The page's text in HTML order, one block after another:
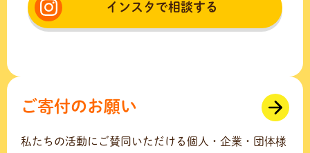
インスタで相談する
ご寄付のお願い
私たちの活動にご賛同いただける個人・企業・団体様